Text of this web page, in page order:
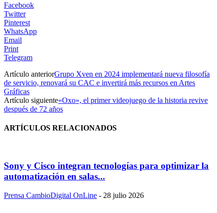
Facebook
Twitter
Pinterest
WhatsApp
Email
Print
Telegram
Artículo anteriorGrupo Xven en 2024 implementará nueva filosofía
de servicio, renovará su CAC e invertirá más recursos en Artes
Gráficas
Artículo siguiente«Oxo», el primer videojuego de la historia revive
después de 72 años
ARTÍCULOS RELACIONADOS
Sony y Cisco integran tecnologías para optimizar la
automatización en salas...
Prensa CambioDigital OnLine - 28 julio 2026